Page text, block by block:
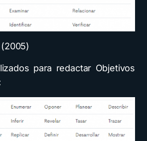
para redactar Objetivos